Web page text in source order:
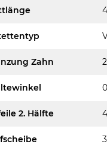
Zahn 2
2. Hälfte